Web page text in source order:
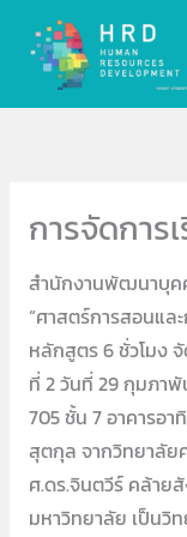
content
การจัดการ
สำนักงานพัฒนาบุค
“ศาสตร์การสอนแล
หลักสูตร 6 ชั่วโมง
ที่ 2 วันที่ 29 กุมภาพั
705 ชั้น 7 อาคารอา
สุตกุล จากวิทยาลัย
ศ.ดร.จินตวีร์ คล้าย
มหาวิทยาลัย เป็นวิ